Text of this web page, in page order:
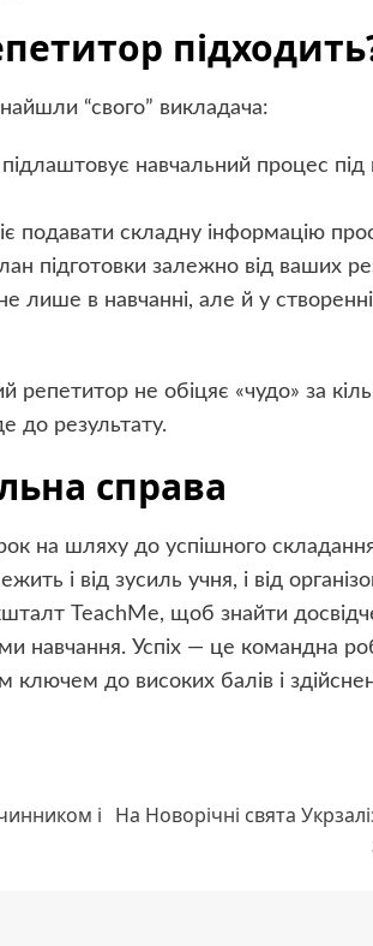
“свого” викладача:
навчальний процес під
подавати складну інформацію
підготовки залежно від ваших
лише в навчанні, але й у
не обіцяє «чудо» за
до результату.
справа
на шляху до успішного
і від зусиль учня, і від
TeachMe, щоб знайти
навчання. Успіх — це командна
до високих балів і
і На Новорічні свята